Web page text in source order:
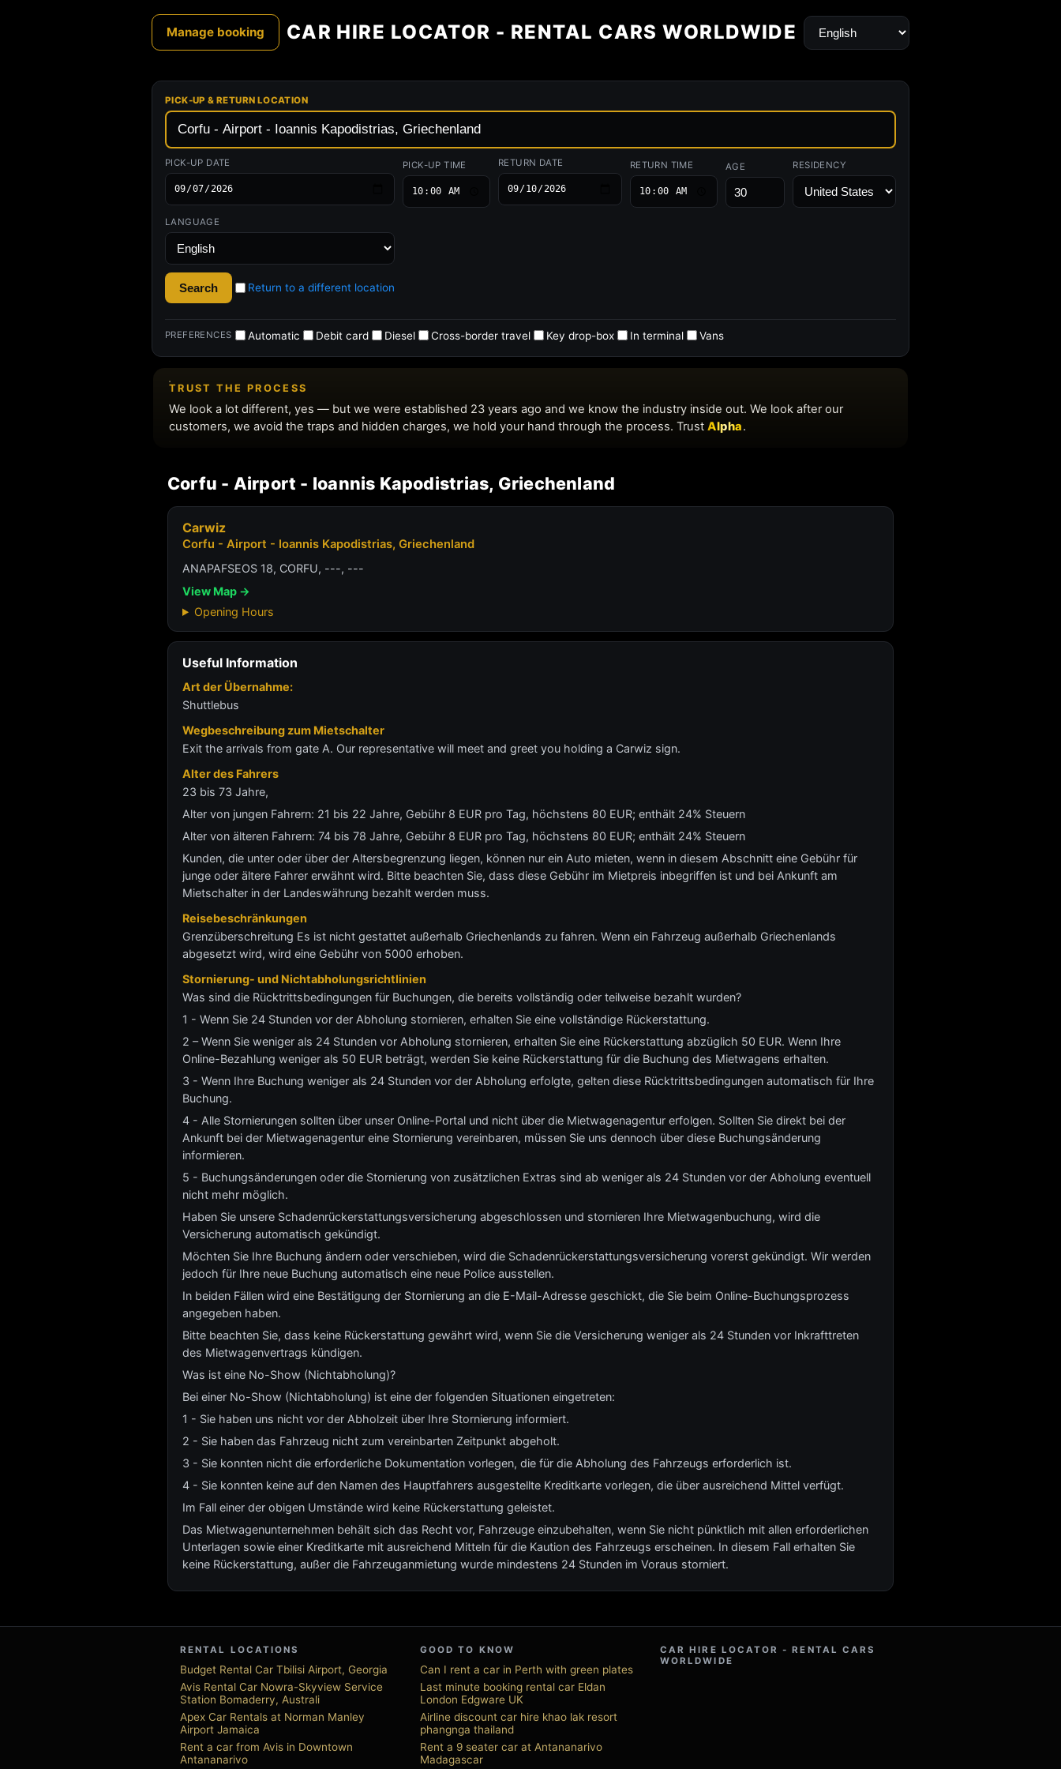
Corfu - Airport - Ioannis Kapodistrias, Griechenland
Carwiz
Corfu - Airport - Ioannis Kapodistrias, Griechenland
ANAPAFSEOS 18, CORFU, ---, ---
View Map →
Opening Hours
Useful Information
Art der Übernahme:
Shuttlebus
Wegbeschreibung zum Mietschalter
Exit the arrivals from gate A. Our representative will meet and greet you holding a Carwiz sign.
Alter des Fahrers
23 bis 73 Jahre,
Alter von jungen Fahrern: 21 bis 22 Jahre, Gebühr 8 EUR pro Tag, höchstens 80 EUR; enthält 24% Steuern
Alter von älteren Fahrern: 74 bis 78 Jahre, Gebühr 8 EUR pro Tag, höchstens 80 EUR; enthält 24% Steuern
Kunden, die unter oder über der Altersbegrenzung liegen, können nur ein Auto mieten, wenn in diesem Abschnitt eine Gebühr für
junge oder ältere Fahrer erwähnt wird. Bitte beachten Sie, dass diese Gebühr im Mietpreis inbegriffen ist und bei Ankunft am
Mietschalter in der Landeswährung bezahlt werden muss.
Reisebeschränkungen
Grenzüberschreitung Es ist nicht gestattet außerhalb Griechenlands zu fahren. Wenn ein Fahrzeug außerhalb Griechenlands
abgesetzt wird, wird eine Gebühr von 5000 erhoben.
Stornierung- und Nichtabholungsrichtlinien
Was sind die Rücktrittsbedingungen für Buchungen, die bereits vollständig oder teilweise bezahlt wurden?
1 - Wenn Sie 24 Stunden vor der Abholung stornieren, erhalten Sie eine vollständige Rückerstattung.
2 – Wenn Sie weniger als 24 Stunden vor Abholung stornieren, erhalten Sie eine Rückerstattung abzüglich 50 EUR. Wenn Ihre
Online-Bezahlung weniger als 50 EUR beträgt, werden Sie keine Rückerstattung für die Buchung des Mietwagens erhalten.
3 - Wenn Ihre Buchung weniger als 24 Stunden vor der Abholung erfolgte, gelten diese Rücktrittsbedingungen automatisch für Ihre
Buchung.
4 - Alle Stornierungen sollten über unser Online-Portal und nicht über die Mietwagenagentur erfolgen. Sollten Sie direkt bei der
Ankunft bei der Mietwagenagentur eine Stornierung vereinbaren, müssen Sie uns dennoch über diese Buchungsänderung
informieren.
5 - Buchungsänderungen oder die Stornierung von zusätzlichen Extras sind ab weniger als 24 Stunden vor der Abholung eventuell
nicht mehr möglich.
Haben Sie unsere Schadenrückerstattungsversicherung abgeschlossen und stornieren Ihre Mietwagenbuchung, wird die
Versicherung automatisch gekündigt.
Möchten Sie Ihre Buchung ändern oder verschieben, wird die Schadenrückerstattungsversicherung vorerst gekündigt. Wir werden
jedoch für Ihre neue Buchung automatisch eine neue Police ausstellen.
In beiden Fällen wird eine Bestätigung der Stornierung an die E-Mail-Adresse geschickt, die Sie beim Online-Buchungsprozess
angegeben haben.
Bitte beachten Sie, dass keine Rückerstattung gewährt wird, wenn Sie die Versicherung weniger als 24 Stunden vor Inkrafttreten
des Mietwagenvertrags kündigen.
Was ist eine No-Show (Nichtabholung)?
Bei einer No-Show (Nichtabholung) ist eine der folgenden Situationen eingetreten:
1 - Sie haben uns nicht vor der Abholzeit über Ihre Stornierung informiert.
2 - Sie haben das Fahrzeug nicht zum vereinbarten Zeitpunkt abgeholt.
3 - Sie konnten nicht die erforderliche Dokumentation vorlegen, die für die Abholung des Fahrzeugs erforderlich ist.
4 - Sie konnten keine auf den Namen des Hauptfahrers ausgestellte Kreditkarte vorlegen, die über ausreichend Mittel verfügt.
Im Fall einer der obigen Umstände wird keine Rückerstattung geleistet.
Das Mietwagenunternehmen behält sich das Recht vor, Fahrzeuge einzubehalten, wenn Sie nicht pünktlich mit allen erforderlichen
Unterlagen sowie einer Kreditkarte mit ausreichend Mitteln für die Kaution des Fahrzeugs erscheinen. In diesem Fall erhalten Sie
keine Rückerstattung, außer die Fahrzeuganmietung wurde mindestens 24 Stunden im Voraus storniert.
RENTAL LOCATIONS
Budget Rental Car Tbilisi Airport, Georgia
Avis Rental Car Nowra-Skyview Service
Station Bomaderry, Australi
Apex Car Rentals at Norman Manley
Airport Jamaica
Rent a car from Avis in Downtown
Antananarivo
GOOD TO KNOW
Can I rent a car in Perth with green plates
Last minute booking rental car Eldan
London Edgware UK
Airline discount car hire khao lak resort
phangnga thailand
Rent a 9 seater car at Antananarivo
Madagascar
CAR HIRE LOCATOR - RENTAL CARS
WORLDWIDE